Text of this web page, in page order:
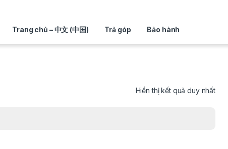
Trang chủ – 中文 (中国) Trả góp Bảo hành
Hiển thị kết quả duy nhất